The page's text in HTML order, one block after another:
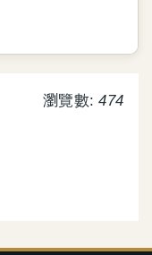
瀏覽數: 474